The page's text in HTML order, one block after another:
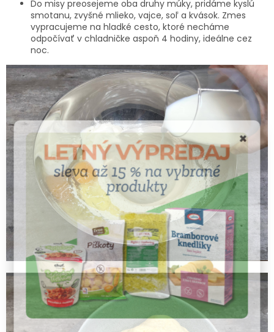
Do misy preosejeme oba druhy múky, pridáme kyslú
smotanu, zvyšné mlieko, vajce, soľ a kvások. Zmes
vypracujeme na hladké cesto, ktoré necháme
odpočívať v chladničke aspoň 4 hodiny, ideálne cez
noc.
×